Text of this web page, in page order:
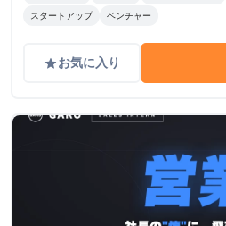
スタートアップ ベンチャー
gradeお気に入り